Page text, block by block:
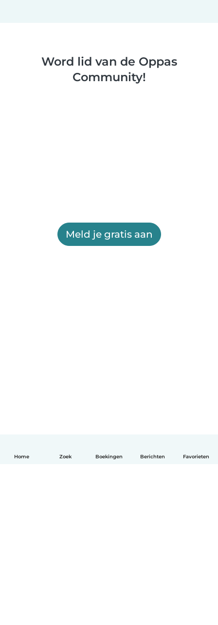
Home Zoek Boekingen Berichten Favorieten
Word lid van de Oppas
Community!
Meld je gratis aan